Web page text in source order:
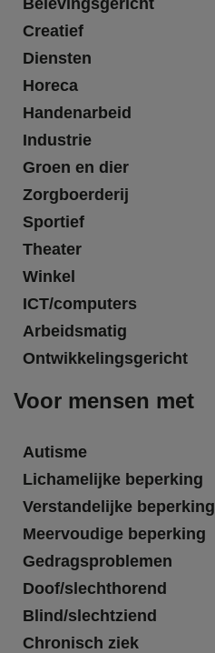
Belevingsgericht
Creatief
Diensten
Horeca
Handenarbeid
Industrie
Groen en dier
Zorgboerderij
Sportief
Theater
Winkel
ICT/computers
Arbeidsmatig
Ontwikkelingsgericht
Voor mensen met
Autisme
Lichamelijke beperking
Verstandelijke beperking
Meervoudige beperking
Gedragsproblemen
Doof/slechthorend
Blind/slechtziend
Chronisch ziek